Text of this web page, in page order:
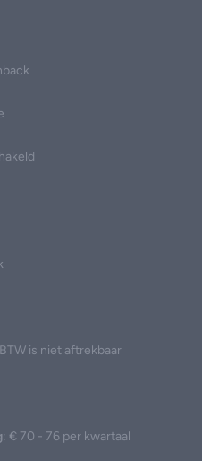
is niet aftrekbaar
: € 70 - 76 per kwartaal